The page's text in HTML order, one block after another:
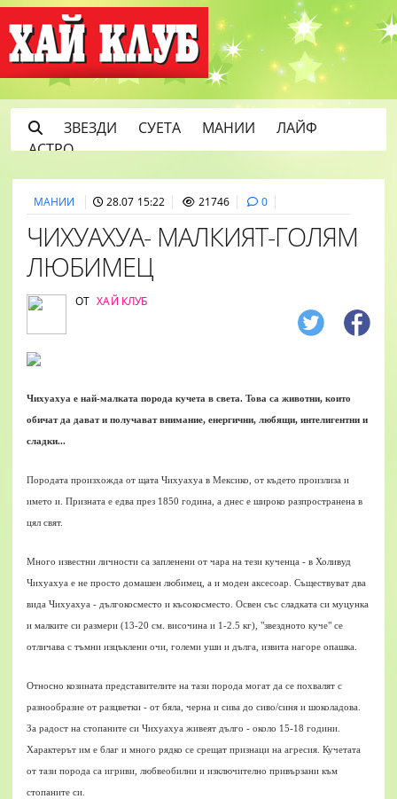
ЗВЕЗДИ СУЕТА МАНИИ
ЛАЙФ
АСТРО
МАНИИ 28.07 15:22 21746 0
ЧИХУАХУА- МАЛКИЯТ-ГОЛЯМ
ЛЮБИМЕЦ
ОТ ХАЙ КЛУБ
Чихуахуа е най-малката порода кучета в света. Това са животни, които
обичат да дават и получават внимание, енергични, любящи, интелигентни и
сладки...
Породата произхожда от щата Чихуахуа в Мексико, от където произлиза и
името и. Призната е едва през 1850 година, а днес е широко разпространена в
цял свят.
Много известни личности са запленени от чара на тези кученца - в Холивуд
Чихуахуа е не просто домашен любимец, а и моден аксесоар. Съществуват два
вида Чихуахуа - дългокосместо и късокосместо. Освен със сладката си муцунка
и малките си размери (13-20 см. височина и 1-2.5 кг), "звездното куче" се
отличава с тъмни изцъклени очи, големи уши и дълга, извита нагоре опашка.
Относно козината представителите на тази порода могат да се похвалят с
разнообразие от разцветки - от бяла, черна и сива до сиво/синя и шоколадова.
За радост на стопаните си Чихуахуа живеят дълго - около 15-18 години.
Характерът им е благ и много рядко се срещат признаци на агресия. Кучетата
от тази порода са игриви, любвеобилни и изключително привързани към
стопаните си.